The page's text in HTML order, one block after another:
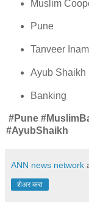
Muslim
Pune
Tanveer
Ayub Shaikh
Banking
#Pune
#AyubShaikh
ANN news network
शेअर करा